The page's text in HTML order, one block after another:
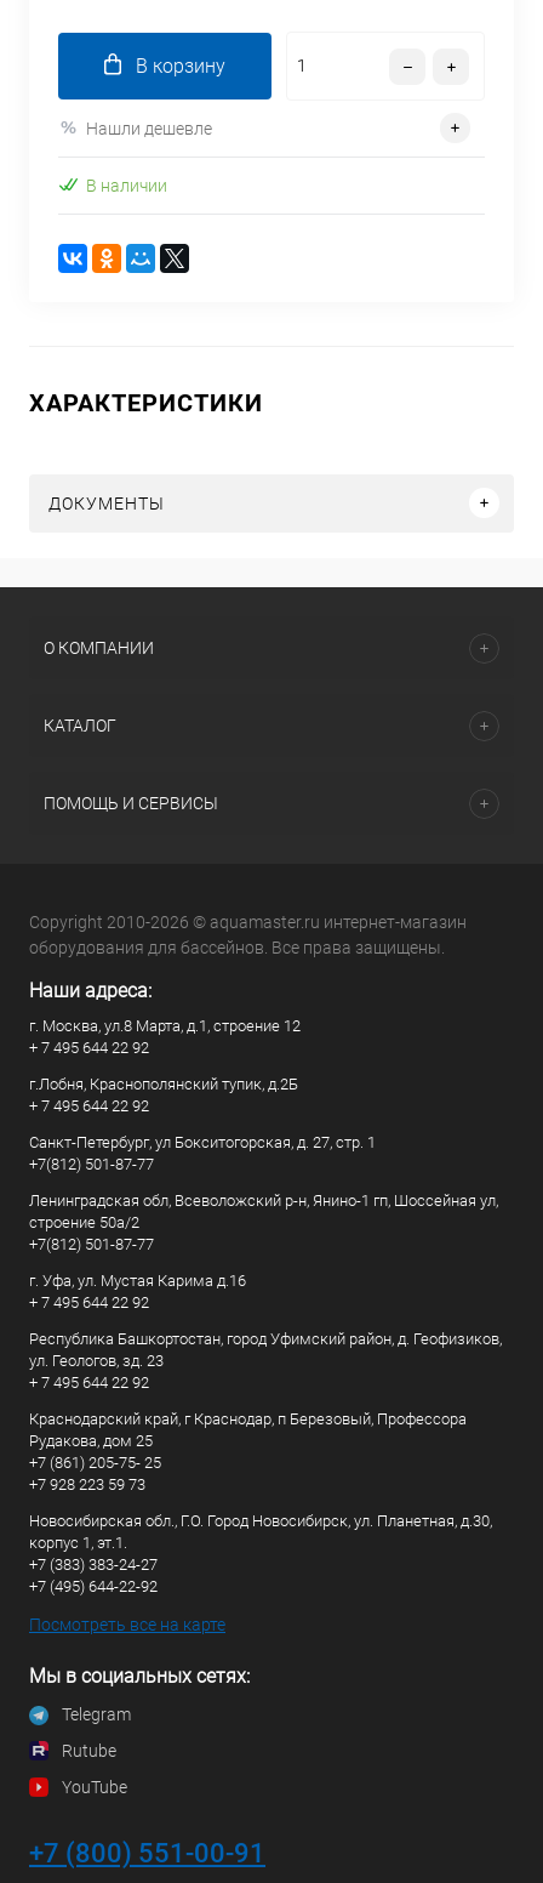
В корзину
Нашли дешевле
В наличии
ХАРАКТЕРИСТИКИ
ДОКУМЕНТЫ
О КОМПАНИИ
КАТАЛОГ
ПОМОЩЬ И СЕРВИСЫ
Copyright 2010-2026 © aquamaster.ru интернет-магазин
оборудования для бассейнов. Все права защищены.
Наши адреса:
г. Москва, ул.8 Марта, д.1, строение 12
+ 7 495 644 22 92
г.Лобня, Краснополянский тупик, д.2Б
+ 7 495 644 22 92
Санкт-Петербург, ул Бокситогорская, д. 27, стр. 1
+7(812) 501-87-77
Ленинградская обл, Всеволожский р-н, Янино-1 гп, Шоссейная ул,
строение 50а/2
+7(812) 501-87-77
г. Уфа, ул. Мустая Карима д.16
+ 7 495 644 22 92
Республика Башкортостан, город Уфимский район, д. Геофизиков,
ул. Геологов, зд. 23
+ 7 495 644 22 92
Краснодарский край, г Краснодар, п Березовый, Профессора
Рудакова, дом 25
+7 (861) 205-75- 25
+7 928 223 59 73
Новосибирская обл., Г.О. Город Новосибирск, ул. Планетная, д.30,
корпус 1, эт.1.
+7 (383) 383-24-27
+7 (495) 644-22-92
Посмотреть все на карте
Мы в социальных сетях:
Telegram
Rutube
YouTube
+7 (800) 551-00-91